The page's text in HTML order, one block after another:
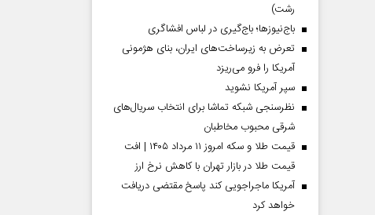
رشت)
باج‌نیوزها؛ باج‌گیری در لباس افشاگری
تعرض به زیرساخت‌های ایران، بنای هژمونی
آمریکا را فرو می‌ریزد
سپر آمریکا نشوید
نظرسنجی شبکه تماشا برای انتخاب سریال‌های
شرقی محبوب مخاطبان
قیمت طلا و سکه امروز ۱۱ مرداد ۱۴۰۵ | افت
قیمت طلا در بازار تهران با کاهش نرخ ارز
آمریکا ماجراجویی کند پاسخ مقتضی دریافت
خواهد کرد